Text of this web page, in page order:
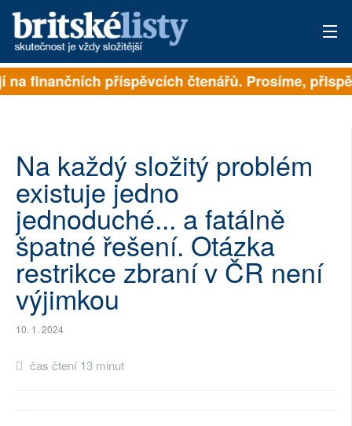
PŘIHLÁSIT
ARCHIV
ROZHOVORY
TÉMATA
NEJČTENĚJŠÍ ZA 7 DNÍ
AUTOŘI
PŘÍSPĚVKY NA PROVOZ
SOCIÁLNÍ SÍTĚ
finančních příspěvcích čtenářů. Prosíme,
Na každý složitý problém
existuje jedno
jednoduché... a fatálně
špatné řešení. Otázka
restrikce zbraní v ČR není
výjimkou
10. 1. 2024
čas čtení 13 minut